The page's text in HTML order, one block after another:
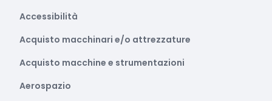
Accessibilità
Acquisto macchinari e/o attrezzature
Acquisto macchine e strumentazioni
Aerospazio